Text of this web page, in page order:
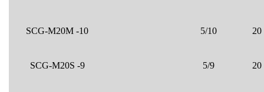
SCG-M20M -10 5/10 20
SCG-M20S -9 5/9 20